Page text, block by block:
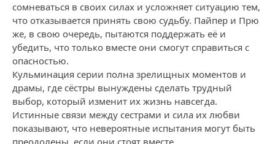
сомневаться в своих силах и усложняет ситуацию тем,
что отказывается принять свою судьбу. Пайпер и Прю
же, в свою очередь, пытаются поддержать её и
убедить, что только вместе они смогут справиться с
опасностью.
Кульминация серии полна зрелищных моментов и
драмы, где сёстры вынуждены сделать трудный
выбор, который изменит их жизнь навсегда.
Истинные связи между сестрами и сила их любви
показывают, что невероятные испытания могут быть
преодолены, если они стоят вместе.